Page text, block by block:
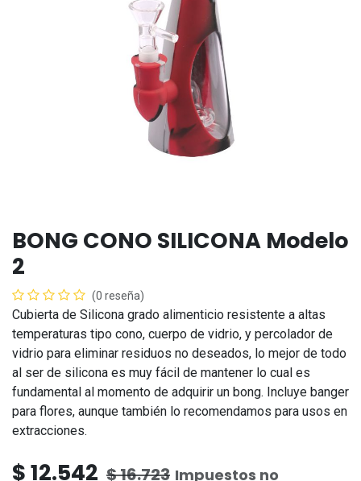
BONG CONO SILICONA Modelo
2
(0 reseña)
Cubierta de Silicona grado alimenticio resistente a altas
temperaturas tipo cono, cuerpo de vidrio, y percolador de
vidrio para eliminar residuos no deseados, lo mejor de todo
al ser de silicona es muy fácil de mantener lo cual es
fundamental al momento de adquirir un bong. Incluye banger
para flores, aunque también lo recomendamos para usos en
extracciones.
$12.542 $16.723 Impuestos no